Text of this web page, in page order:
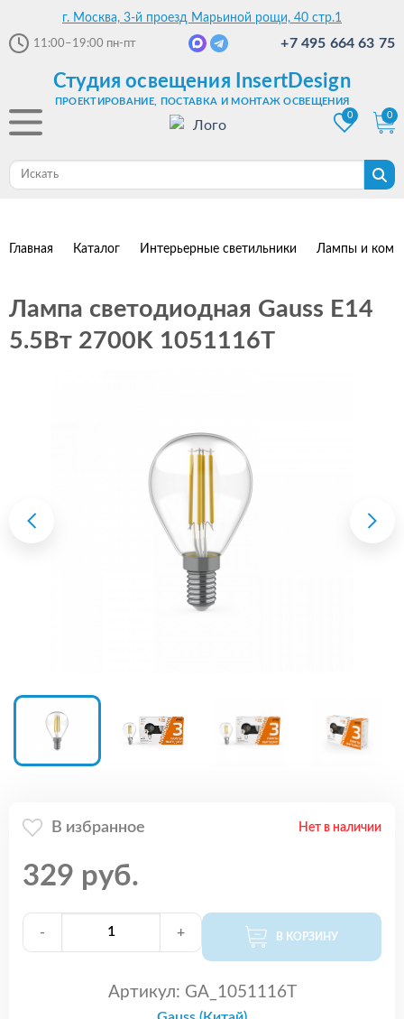
г. Москва, 3-й проезд Марьиной рощи, 40 стр.1
11:00–19:00 пн-пт +7 495 664 63 75
Студия освещения InsertDesign
ПРОЕКТИРОВАНИЕ, ПОСТАВКА И МОНТАЖ ОСВЕЩЕНИЯ
0
0
Главная Каталог Интерьерные светильники Лампы и
Лампа светодиодная Gauss E14
5.5Вт 2700K 1051116T
В избранное Нет в наличии
329 руб.
- + В КОРЗИНУ
Артикул: GA_1051116T